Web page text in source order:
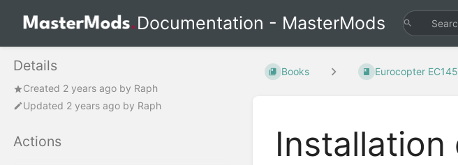
Documentation - MasterMods
Details
Created 2 years ago by Raph
Updated 2 years ago by Raph
Actions
Books Eurocopter